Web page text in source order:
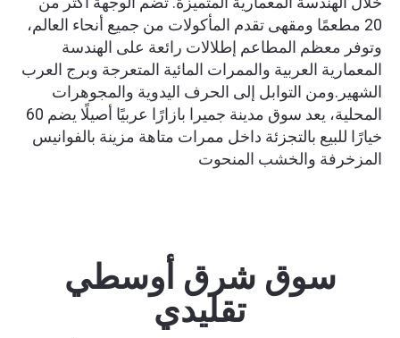
20 مطعمًا ومقهى تقدم المأكولات من جميع أنحاء العالم،
وتوفر معظم المطاعم إطلالات رائعة على الهندسة
المعمارية العربية والممرات المائية المتعرجة وبرج العرب
الشهير.ومن التوابل إلى الحرف اليدوية والمجوهرات
المحلية، يعد سوق مدينة جميرا بازارًا عربيًا أصيلًا يضم 60
خيارًا للبيع بالتجزئة داخل ممرات متاهة مزينة بالفوانيس
المزخرفة والخشب المنحوت
سوق شرق أوسطي
تقليدي